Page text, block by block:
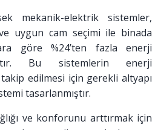
mekanik-elektrik sistemler,
uygun cam seçimi ile binada
göre %24’ten fazla enerji
Bu sistemlerin enerji
edilmesi için gerekli altyapı
tasarlanmıştır.
ve konforunu arttırmak için